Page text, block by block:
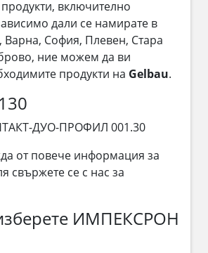
включително
дали се намирате в
Варна, София, Плевен, Стара
ние можем да ви
продукти на Gelbau.
ДУО-ПРОФИЛ 001.30
от повече информация за
свържете се с нас за
ИМПЕКСРОН